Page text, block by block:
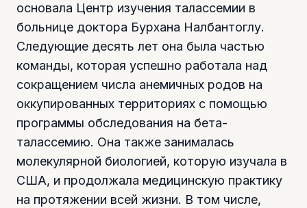
основала Центр изучения талассемии в
больнице доктора Бурхана Налбантоглу.
Следующие десять лет она была частью
команды, которая успешно работала над
сокращением числа анемичных родов на
оккупированных территориях с помощью
программы обследования на бета-
талассемию. Она также занималась
молекулярной биологией, которую изучала в
США, и продолжала медицинскую практику
на протяжении всей жизни. В том числе,